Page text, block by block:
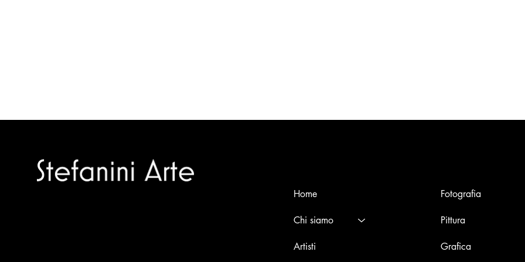
Home
Chi siamo
Artisti
Fotografia
Pittura
Grafica